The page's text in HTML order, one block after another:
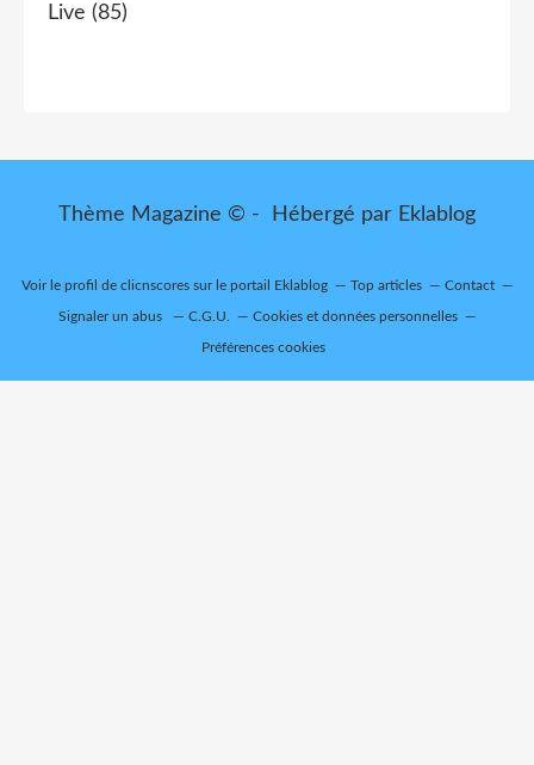
Live (85)
Thème Magazine © - Hébergé par Eklablog
Voir le profil de clicnscoressur le portail Eklablog Top articles Contact
Signaler un abus C.G.U. Cookies et données personnelles
Préférences cookies